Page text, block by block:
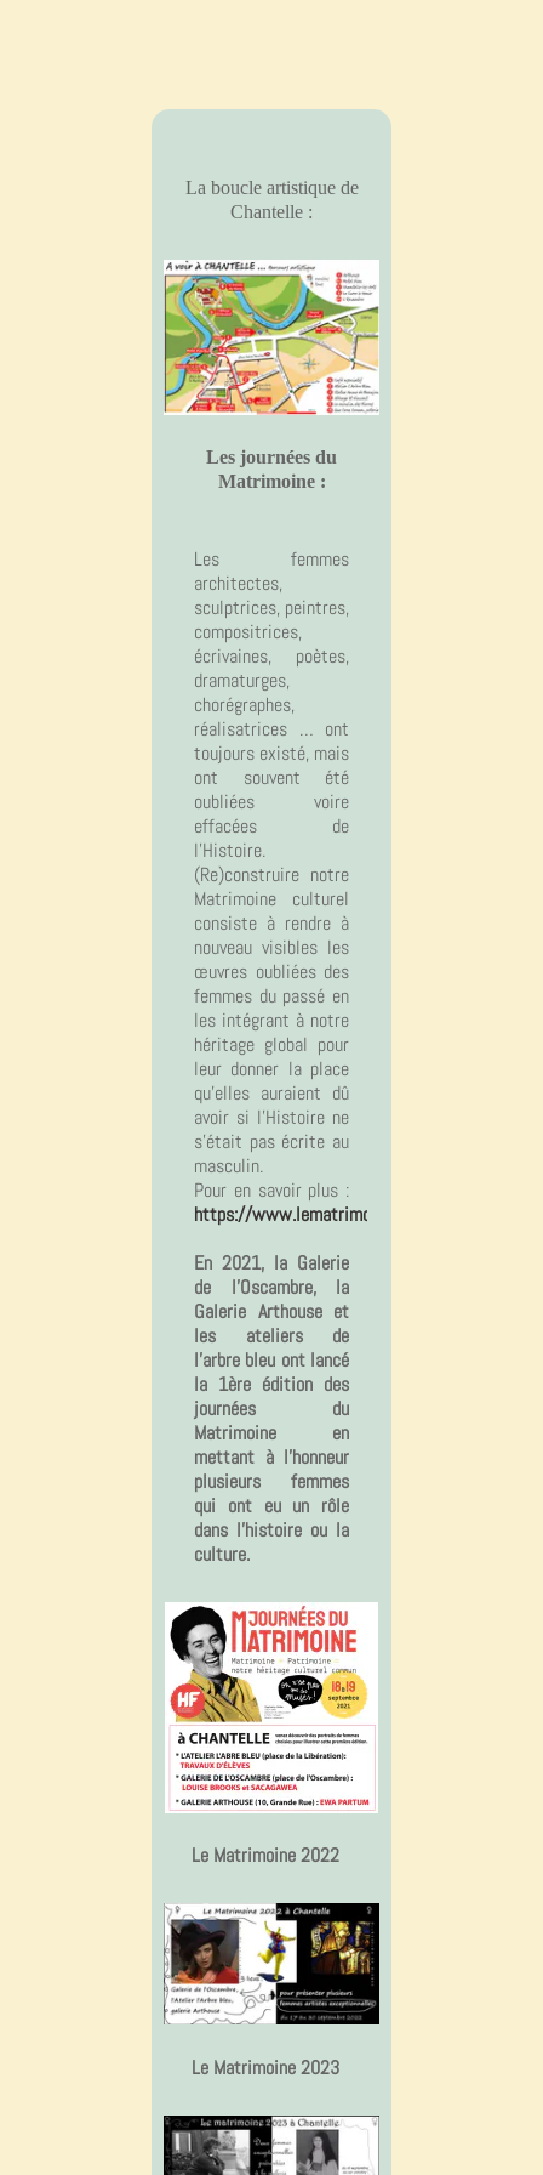
La boucle artistique de
Chantelle :
Les journées du
Matrimoine :
Les femmes
architectes,
sculptrices, peintres,
compositrices,
écrivaines, poètes,
dramaturges,
chorégraphes,
réalisatrices … ont
toujours existé, mais
ont souvent été
oubliées voire
effacées de
l’Histoire.
(Re)construire notre
Matrimoine culturel
consiste à rendre à
nouveau visibles les
œuvres oubliées des
femmes du passé en
les intégrant à notre
héritage global pour
leur donner la place
qu’elles auraient dû
avoir si l’Histoire ne
s’était pas écrite au
masculin.
Pour en savoir plus :
https://www.lematrimoine.fr
En 2021, la Galerie
de l'Oscambre, la
Galerie Arthouse et
les ateliers de
l'arbre bleu ont lancé
la 1ère édition des
journées du
Matrimoine en
mettant à l'honneur
plusieurs femmes
qui ont eu un rôle
dans l'histoire ou la
culture.
Le Matrimoine 2022
Le Matrimoine 2023